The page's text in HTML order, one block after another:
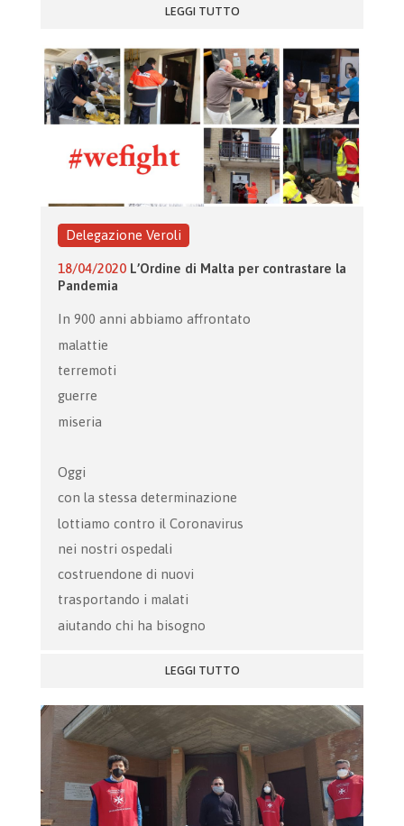
LEGGI TUTTO
Delegazione Veroli
18/04/2020 L’Ordine di Malta per contrastare la
Pandemia
In 900 anni abbiamo affrontato
malattie
terremoti
guerre
miseria
Oggi
con la stessa determinazione
lottiamo contro il Coronavirus
nei nostri ospedali
costruendone di nuovi
trasportando i malati
aiutando chi ha bisogno
LEGGI TUTTO